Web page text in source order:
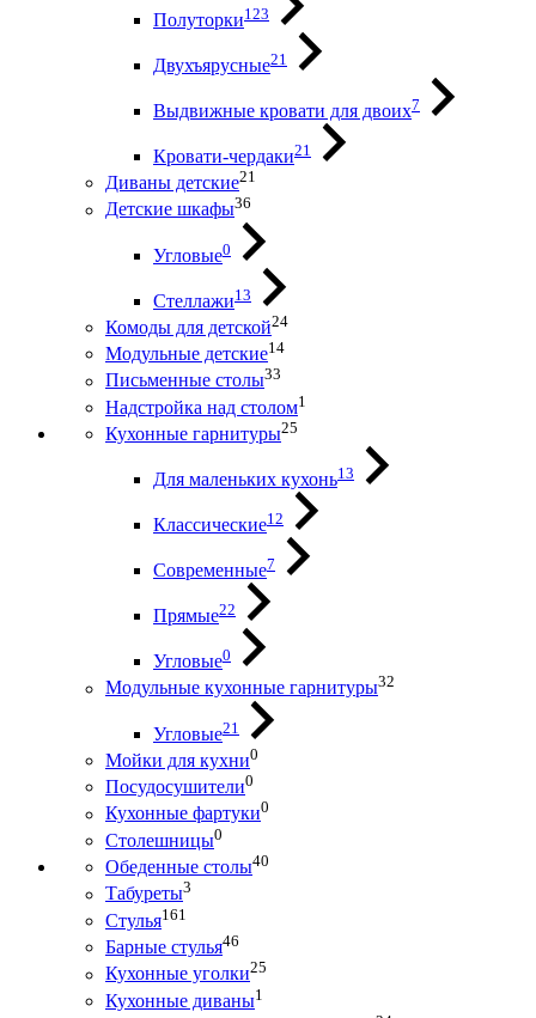
Полуторки123
Двухъярусные21
Выдвижные кровати для двоих7
Кровати-чердаки21
Диваны детские21
Детские шкафы36
Угловые0
Стеллажи13
Комоды для детской24
Модульные детские14
Письменные столы33
Надстройка над столом1
Кухонные гарнитуры25
Для маленьких кухонь13
Классические12
Современные7
Прямые22
Угловые0
Модульные кухонные гарнитуры32
Угловые21
Мойки для кухни0
Посудосушители0
Кухонные фартуки0
Столешницы0
Обеденные столы40
Табуреты3
Стулья161
Барные стулья46
Кухонные уголки25
Кухонные диваны1